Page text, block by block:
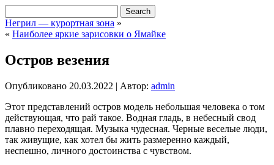
Негрил — курортная зона »
« Наиболее яркие зарисовки о Ямайке
Остров везения
Опубликовано 20.03.2022 | Автор: admin
Этот представлений остров модель небольшая человека о том
действующая, что рай такое. Водная гладь, в небесный свод
плавно переходящая. Музыка чудесная. Черные веселые люди,
так живущие, как хотел бы жить размеренно каждый,
неспешно, личного достоинства с чувством.